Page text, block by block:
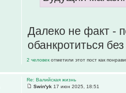
Далеко не факт -
обанкротиться
2 человекотметили этот пост как
Re: Валийская жизнь
Swin'yk 17 июн 2025, 18:51